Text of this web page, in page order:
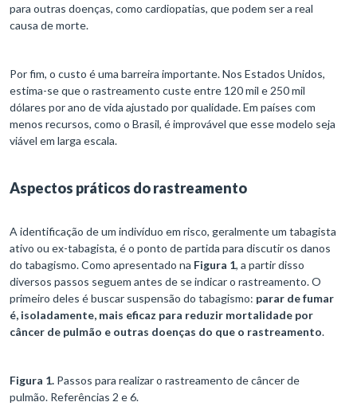
para outras doenças, como cardiopatias, que podem ser a real
causa de morte.
Por fim, o custo é uma barreira importante. Nos Estados Unidos,
estima-se que o rastreamento custe entre 120 mil e 250 mil
dólares por ano de vida ajustado por qualidade. Em países com
menos recursos, como o Brasil, é improvável que esse modelo seja
viável em larga escala.
Aspectos práticos do rastreamento
A identificação de um indivíduo em risco, geralmente um tabagista
ativo ou ex-tabagista, é o ponto de partida para discutir os danos
do tabagismo. Como apresentado na Figura 1, a partir disso
diversos passos seguem antes de se indicar o rastreamento. O
primeiro deles é buscar suspensão do tabagismo: parar de fumar
é, isoladamente, mais eficaz para reduzir mortalidade por
câncer de pulmão e outras doenças do que o rastreamento.
Figura 1. Passos para realizar o rastreamento de câncer de
pulmão. Referências 2 e 6.